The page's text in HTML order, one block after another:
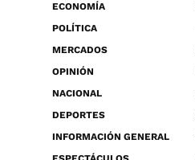
ECONOMÍA
POLÍTICA
MERCADOS
OPINIÓN
NACIONAL
DEPORTES
INFORMACIÓN GENERAL